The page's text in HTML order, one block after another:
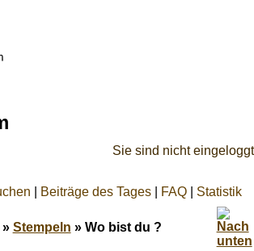
Sie sind nicht eingeloggt
Beiträge des Tages FAQ Statistik
Stempeln » Wo bist du ?